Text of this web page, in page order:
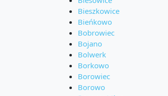
Bieszkowice
Bieńkowo
Bobrowiec
Bojano
Bolwerk
Borkowo
Borowiec
Borowo